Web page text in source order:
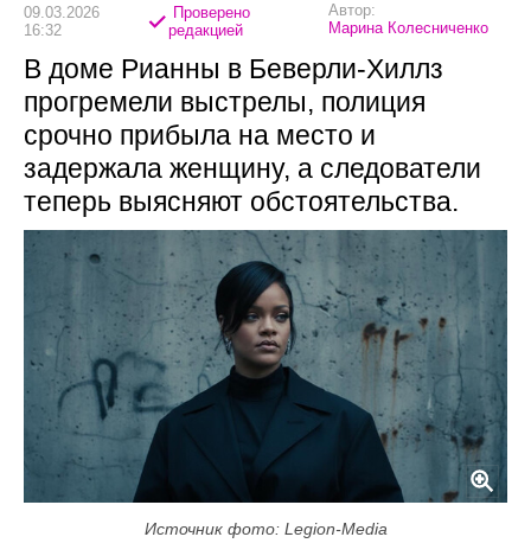
09.03.2026
16:32
Проверено
редакцией
Автор:
Марина Колесниченко
В доме Рианны в Беверли-Хиллз
прогремели выстрелы, полиция
срочно прибыла на место и
задержала женщину, а следователи
теперь выясняют обстоятельства.
Источник фото: Legion-Media